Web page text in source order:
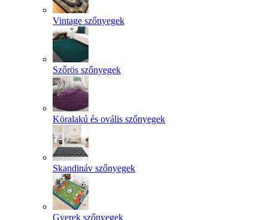
Vintage szőnyegek
Szőrös szőnyegek
Köralakú és ovális szőnyegek
Skandináv szőnyegek
Gyerek szőnyegek